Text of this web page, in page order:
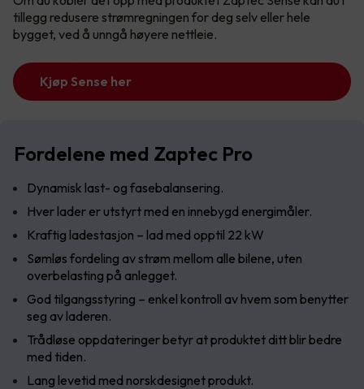
tillegg redusere strømregningen for deg selv eller hele
bygget, ved å unngå høyere nettleie.
Kjøp Sense her
Fordelene med Zaptec Pro
Dynamisk last- og fasebalansering.
Hver lader er utstyrt med en innebygd energimåler.
Kraftig ladestasjon – lad med opptil 22 kW
Sømløs fordeling av strøm mellom alle bilene, uten
overbelasting på anlegget.
God tilgangsstyring – enkel kontroll av hvem som benytter
seg av laderen.
Trådløse oppdateringer betyr at produktet ditt blir bedre
med tiden.
Lang levetid med norskdesignet produkt.